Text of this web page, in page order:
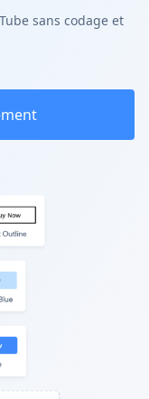
sans codage et